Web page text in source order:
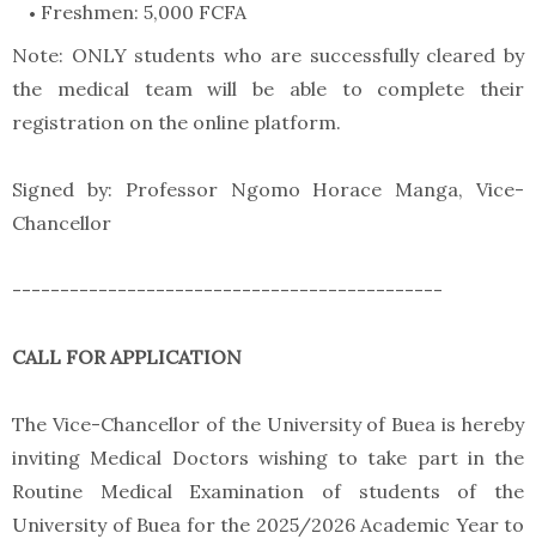
Freshmen: 5,000 FCFA
Note: ONLY students who are successfully cleared by
the medical team will be able to complete their
registration on the online platform.
Signed by: Professor Ngomo Horace Manga, Vice-
Chancellor
---------------------------------------------
CALL FOR APPLICATION
The Vice-Chancellor of the University of Buea is hereby
inviting Medical Doctors wishing to take part in the
Routine Medical Examination of students of the
University of Buea for the 2025/2026 Academic Year to